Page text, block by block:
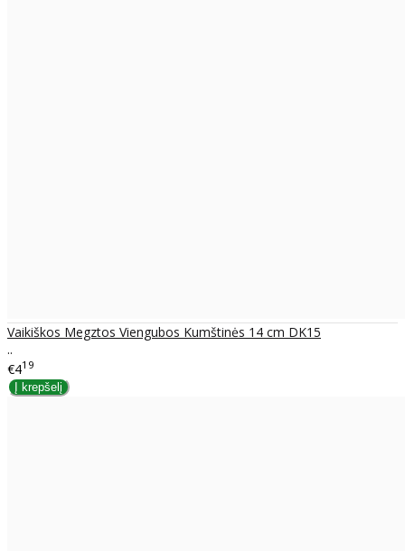
Vaikiškos Megztos Viengubos Kumštinės 14 cm DK15
..
€419